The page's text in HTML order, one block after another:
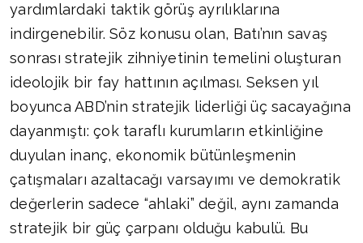
yardımlardaki taktik görüş ayrılıklarına
indirgenebilir. Söz konusu olan, Batı’nın savaş
sonrası stratejik zihniyetinin temelini oluşturan
ideolojik bir fay hattının açılması. Seksen yıl
boyunca ABD’nin stratejik liderliği üç sacayağına
dayanmıştı: çok taraflı kurumların etkinliğine
duyulan inanç, ekonomik bütünleşmenin
çatışmaları azaltacağı varsayımı ve demokratik
değerlerin sadece “ahlaki” değil, aynı zamanda
stratejik bir güç çarpanı olduğu kabulü. Bu